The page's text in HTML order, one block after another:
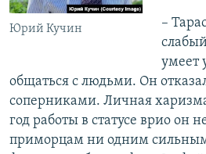
Юрий Кучин
–
умеет
общаться с людьми. Он
соперниками. Личная
год работы в статусе врио он
приморцам ни одним